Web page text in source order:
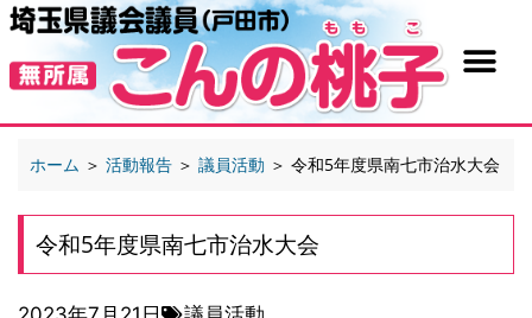
ホーム ＞ 活動報告 ＞ 議員活動 ＞ 令和5年度県南七市治水大会
令和5年度県南七市治水大会